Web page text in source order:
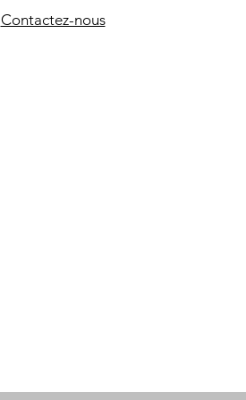
Contactez-nous